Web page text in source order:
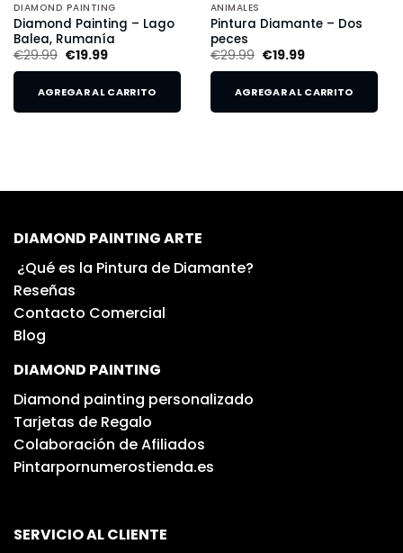
DIAMOND PAINTING
Diamond Painting – Lago
Balea, Rumanía
€29.99 €19.99
AGREGAR AL CARRITO
ANIMALES
Pintura Diamante – Dos
peces
€29.99 €19.99
AGREGAR AL CARRITO
DIAMOND PAINTING ARTE
¿Qué es la Pintura de Diamante?
Reseñas
Contacto Comercial
Blog
DIAMOND PAINTING
Diamond painting personalizado
Tarjetas de Regalo
Colaboración de Afiliados
Pintarpornumerostienda.es
SERVICIO AL CLIENTE